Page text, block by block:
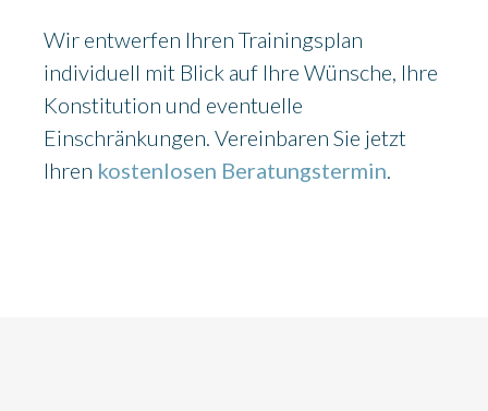
Wir entwerfen Ihren Trainingsplan
individuell mit Blick auf Ihre Wünsche, Ihre
Konstitution und eventuelle
Einschränkungen. Vereinbaren Sie jetzt
Ihren kostenlosen Beratungstermin.